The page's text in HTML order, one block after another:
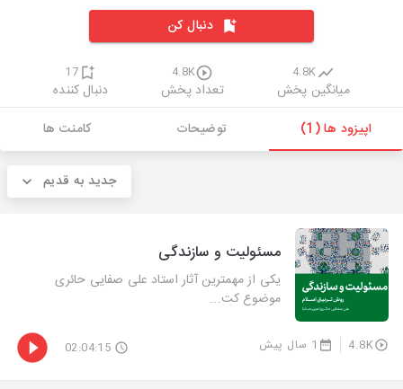
دنبال کن
4.8K
میانگین پخش
4.8K
تعداد پخش
17
دنبال کننده
اپیزود ها (1)
توضیحات کامنت ها
جدید به قدیم
مسئولیت و سازندگی
یکی از مهمترین آثار استاد علی صفایی حائری
موضوع کت...
4.8K 1 سال پیش 02:04:15